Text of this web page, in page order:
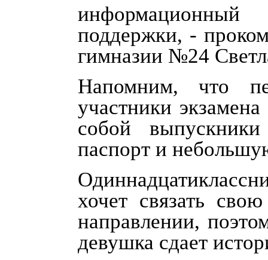
поддержки, -
гимназии №24
Напомним, что
участники
собой
паспорт и
хочет связать
направлении,
девушка сдает